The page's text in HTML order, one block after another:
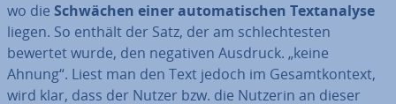
wo die Schwächen einer au­to­ma­ti­schen Text­ana­ly­se
liegen. So enthält der Satz, der am schlech­tes­ten
bewertet wurde, den negativen Ausdruck. „keine
Ahnung“. Liest man den Text jedoch im Ge­samt­kon­text,
wird klar, dass der Nutzer bzw. die Nutzerin an dieser